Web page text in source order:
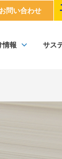
お問い合わせ
情報 サス